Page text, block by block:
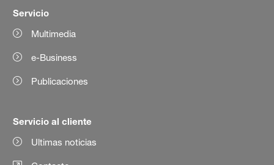
Servicio
Multimedia
e-Business
Publicaciones
Servicio al cliente
Ultimas noticias